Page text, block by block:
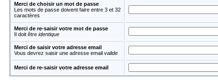
Merci de choisir un mot de passe
Les mots de passe doivent faire entre 3 et 32
caractères
Merci de re-saisir votre mot de passe
Il doit être identique
Merci de saisir votre adresse email
Vous devrez saisir une adresse email valide
Merci de re-saisir votre adresse email